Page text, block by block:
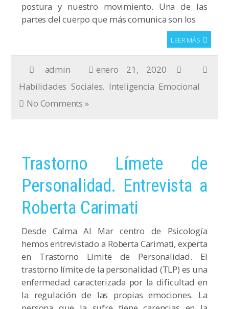
postura y nuestro movimiento. Una de las
partes del cuerpo que más comunica son los
LEER MÁS
admin
enero 21, 2020
Habilidades Sociales, Inteligencia Emocional
No Comments »
Trastorno Límete de
Personalidad. Entrevista a
Roberta Carimati
Desde Calma Al Mar centro de Psicología
hemos entrevistado a Roberta Carimati, experta
en Trastorno Límite de Personalidad. El
trastorno límite de la personalidad (TLP) es una
enfermedad caracterizada por la dificultad en
la regulación de las propias emociones. La